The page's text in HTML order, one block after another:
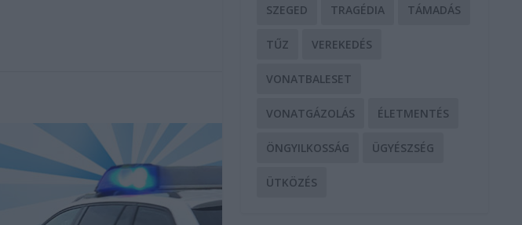
SZEGED TRAGÉDIA TÁMADÁS
TŰZ VEREKEDÉS
VONATBALESET
VONATGÁZOLÁS ÉLETMENTÉS
ÖNGYILKOSSÁG ÜGYÉSZSÉG
ÜTKÖZÉS